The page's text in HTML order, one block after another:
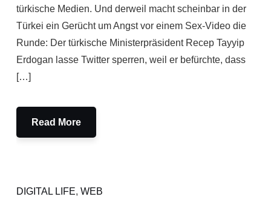
türkische Medien. Und derweil macht scheinbar in der
Türkei ein Gerücht um Angst vor einem Sex-Video die
Runde: Der türkische Ministerpräsident Recep Tayyip
Erdogan lasse Twitter sperren, weil er befürchte, dass
[…]
Read More
DIGITAL LIFE, WEB